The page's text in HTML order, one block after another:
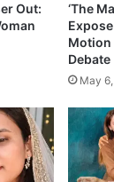
Out:
‘The
Motion
Debate
May